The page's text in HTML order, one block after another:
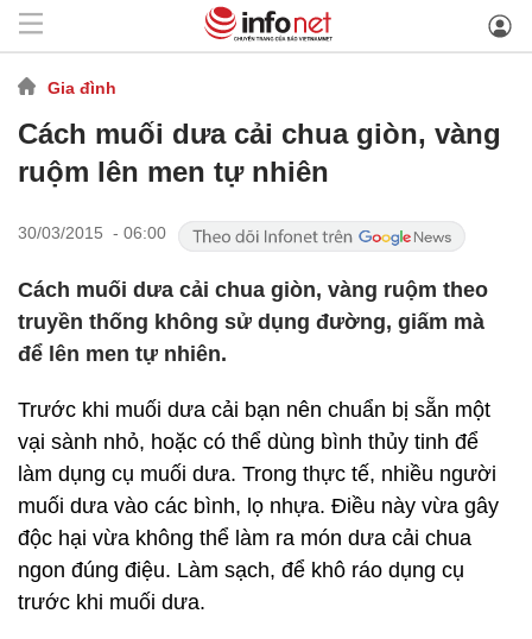
Gia đình
Cách muối dưa cải chua giòn, vàng
ruộm lên men tự nhiên
30/03/2015 - 06:00
Cách muối dưa cải chua giòn, vàng ruộm theo
truyền thống không sử dụng đường, giấm mà
để lên men tự nhiên.
Trước khi muối dưa cải bạn nên chuẩn bị sẵn một
vại sành nhỏ, hoặc có thể dùng bình thủy tinh để
làm dụng cụ muối dưa. Trong thực tế, nhiều người
muối dưa vào các bình, lọ nhựa. Điều này vừa gây
độc hại vừa không thể làm ra món dưa cải chua
ngon đúng điệu. Làm sạch, để khô ráo dụng cụ
trước khi muối dưa.